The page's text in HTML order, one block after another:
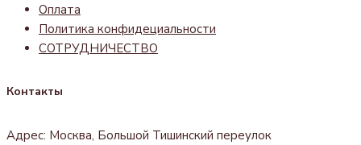
Оплата
Политика конфидециальности
СОТРУДНИЧЕСТВО
Контакты
Адрес: Москва, Большой Тишинский переулок